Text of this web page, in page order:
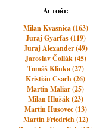
Autoři:
Milan Kvasnica (163)
Juraj Gyarfas (119)
Juraj Alexander (49)
Jaroslav Čollák (45)
Tomáš Klinka (27)
Kristián Csach (26)
Martin Maliar (25)
Milan Hlušák (23)
Martin Husovec (13)
Martin Friedrich (12)